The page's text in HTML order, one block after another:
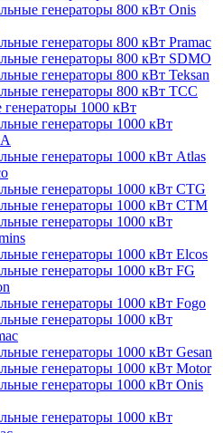
генераторы 800 кВт Onis
генераторы 800 кВт Pramac
генераторы 800 кВт SDMO
генераторы 800 кВт Teksan
генераторы 800 кВт ТСС
генераторы 1000 кВт
генераторы 1000 кВт
генераторы 1000 кВт Atlas
генераторы 1000 кВт CTG
генераторы 1000 кВт CTM
генераторы 1000 кВт
генераторы 1000 кВт Elcos
генераторы 1000 кВт FG
генераторы 1000 кВт Fogo
генераторы 1000 кВт
генераторы 1000 кВт Gesan
генераторы 1000 кВт Motor
генераторы 1000 кВт Onis
генераторы 1000 кВт